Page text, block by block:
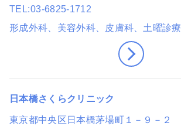
TEL 03-6825-1712
形成外科、美容外科、皮膚科 、土曜診療
日本橋さくらクリニック
東京都中央区日本橋茅場町１－９－２